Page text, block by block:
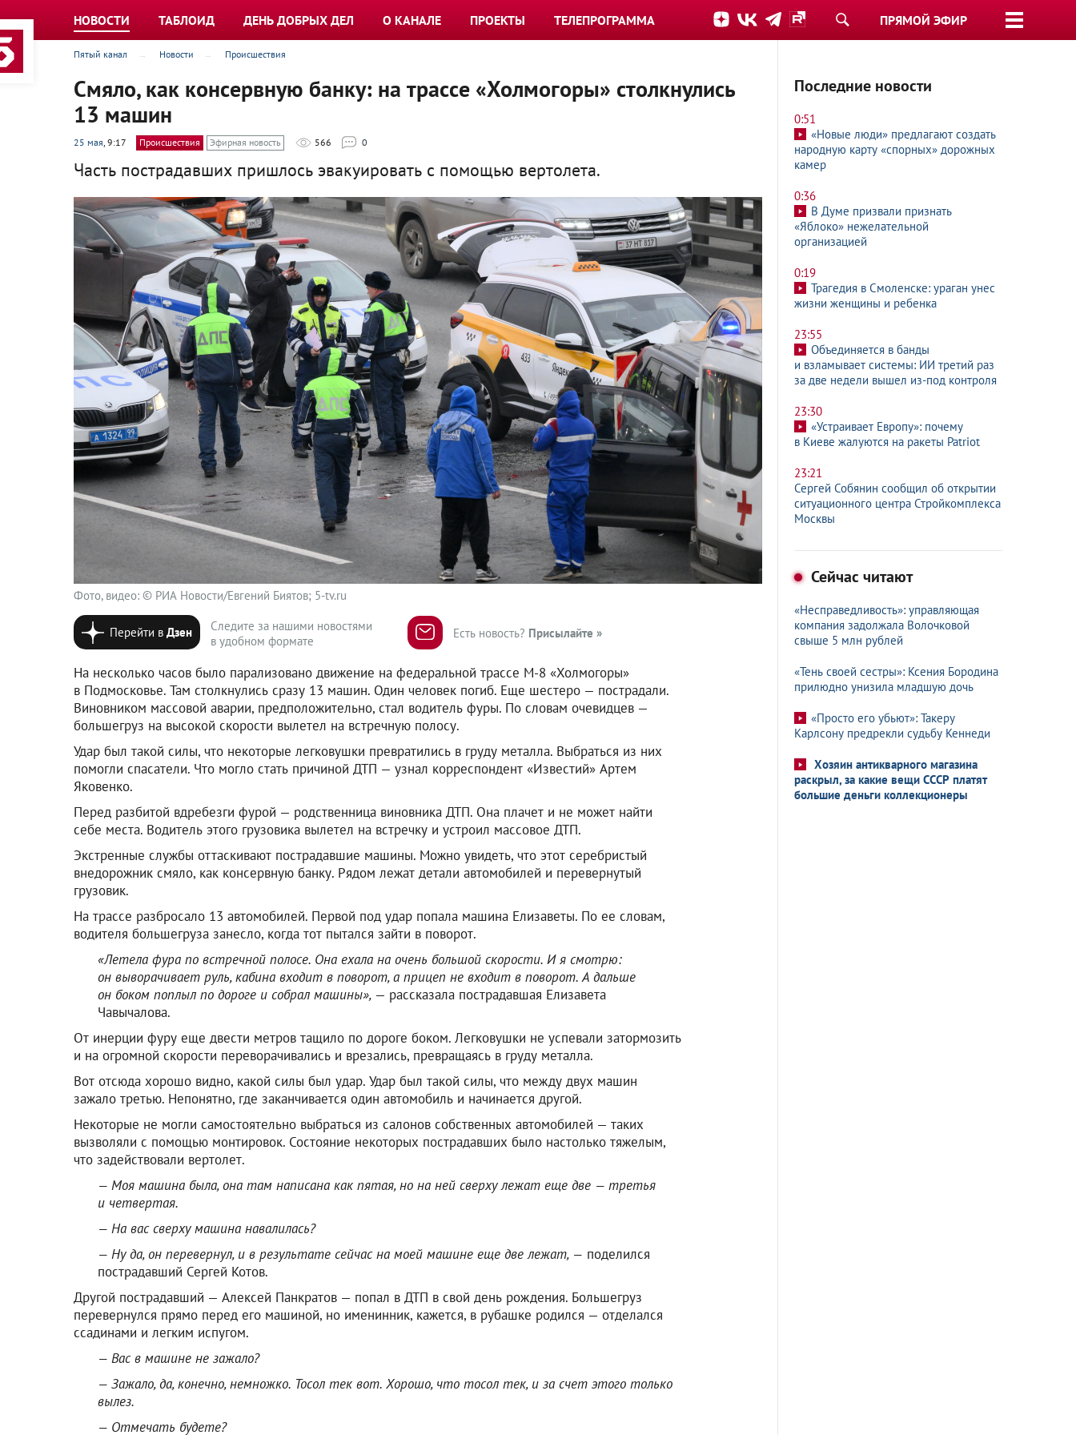
ПРЯМОЙ ЭФИР
НОВОСТИ ТАБЛОИД ДЕНЬ ДОБРЫХ ДЕЛ О КАНАЛЕ ПРОЕКТЫ ТЕЛЕПРОГРАММА
Пятый канал Новости Происшествия
Смяло, как консервную банку: на трассе «Холмогоры» столкнулись
13 машин
25 мая, 9:17 Происшествия Эфирная новость 566 0
Часть пострадавших пришлось эвакуировать с помощью вертолета.
Фото, видео: © РИА Новости/Евгений Биятов; 5-tv.ru
Перейти вДзен
Следите за нашими новостями
в удобном формате
Есть новость? Присылайте »
На несколько часов было парализовано движение на федеральной трассе М-8 «Холмогоры»
в Подмосковье. Там столкнулись сразу 13 машин. Один человек погиб. Еще шестеро — пострадали.
Виновником массовой аварии, предположительно, стал водитель фуры. По словам очевидцев —
большегруз на высокой скорости вылетел на встречную полосу.
Удар был такой силы, что некоторые легковушки превратились в груду металла. Выбраться из них
помогли спасатели. Что могло стать причиной ДТП — узнал корреспондент «Известий» Артем
Яковенко.
Перед разбитой вдребезги фурой — родственница виновника ДТП. Она плачет и не может найти
себе места. Водитель этого грузовика вылетел на встречку и устроил массовое ДТП.
Экстренные службы оттаскивают пострадавшие машины. Можно увидеть, что этот серебристый
внедорожник смяло, как консервную банку. Рядом лежат детали автомобилей и перевернутый
грузовик.
На трассе разбросало 13 автомобилей. Первой под удар попала машина Елизаветы. По ее словам,
водителя большегруза занесло, когда тот пытался зайти в поворот.
«Летела фура по встречной полосе. Она ехала на очень большой скорости. И я смотрю:
он выворачивает руль, кабина входит в поворот, а прицеп не входит в поворот. А дальше
он боком поплыл по дороге и собрал машины», — рассказала пострадавшая Елизавета
Чавычалова.
От инерции фуру еще двести метров тащило по дороге боком. Легковушки не успевали затормозить
и на огромной скорости переворачивались и врезались, превращаясь в груду металла.
Вот отсюда хорошо видно, какой силы был удар. Удар был такой силы, что между двух машин
зажало третью. Непонятно, где заканчивается один автомобиль и начинается другой.
Некоторые не могли самостоятельно выбраться из салонов собственных автомобилей — таких
вызволяли с помощью монтировок. Состояние некоторых пострадавших было настолько тяжелым,
что задействовали вертолет.
— Моя машина была, она там написана как пятая, но на ней сверху лежат еще две — третья
и четвертая.
— На вас сверху машина навалилась?
— Ну да, он перевернул, и в результате сейчас на моей машине еще две лежат, — поделился
пострадавший Сергей Котов.
Другой пострадавший — Алексей Панкратов — попал в ДТП в свой день рождения. Большегруз
перевернулся прямо перед его машиной, но именинник, кажется, в рубашке родился — отделался
ссадинами и легким испугом.
— Вас в машине не зажало?
— Зажало, да, конечно, немножко. Тосол тек вот. Хорошо, что тосол тек, и за счет этого только
вылез.
— Отмечать будете?
Последние новости
0:51
«Новые люди» предлагают создать
народную карту «спорных» дорожных
камер
0:36
В Думе призвали признать
«Яблоко» нежелательной
организацией
0:19
Трагедия в Смоленске: ураган унес
жизни женщины и ребенка
23:55
Объединяется в банды
и взламывает системы: ИИ третий раз
за две недели вышел из-под контроля
23:30
«Устраивает Европу»: почему
в Киеве жалуются на ракеты Patriot
23:21
Сергей Собянин сообщил об открытии
ситуационного центра Стройкомплекса
Москвы
Сейчас читают
«Несправедливость»: управляющая
компания задолжала Волочковой
свыше 5 млн рублей
«Тень своей сестры»: Ксения Бородина
прилюдно унизила младшую дочь
«Просто его убьют»: Такеру
Карлсону предрекли судьбу Кеннеди
Хозяин антикварного магазина
раскрыл, за какие вещи СССР платят
большие деньги коллекционеры